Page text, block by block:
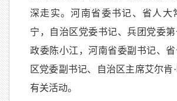
深走实。河南省委书记、省人大
宁，自治区党委书记、兵团党委
政委陈小江，河南省委副书记、
区党委副书记、自治区主席艾尔肯
有关活动。